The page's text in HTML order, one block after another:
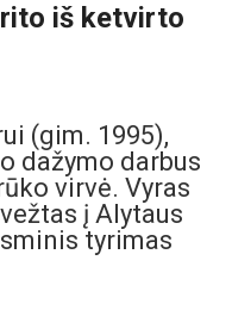
iš ketvirto
(gim. 1995),
dažymo darbus
virvė. Vyras
į Alytaus
tyrimas